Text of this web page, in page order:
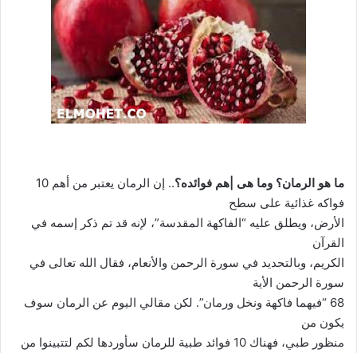
ما هو الرمان؟ وما هى |هم فوائده؟
.. إن الرمان يعتبر من أهم 10
فواكه غذائية على سطح
الأرض، ويطلق عليه “الفاكهة المقدسة”، لإنه قد تم ذكر إسمه في
القرآن
الكريم، وبالتحديد في سورة الرحمن والأنعام، فقال الله تعالى في
سورة الرحمن الأية
68 “فيهما فاكهة ونخل ورمان”. لكن مقالي اليوم عن الرمان سوف
يكون من
منظور طبي، فهناك 10 فوائد طبية للرمان سأوردها لكم لتتبينوا من